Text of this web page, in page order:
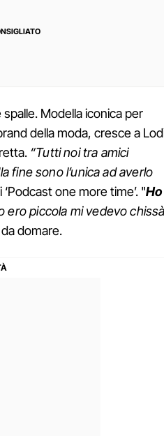
Modella iconica per
della moda, cresce a
“Tutti noi tra amici
fine sono l’unica ad averlo
one more time’. "Ho
ero piccola mi vedevo chissà
domare.